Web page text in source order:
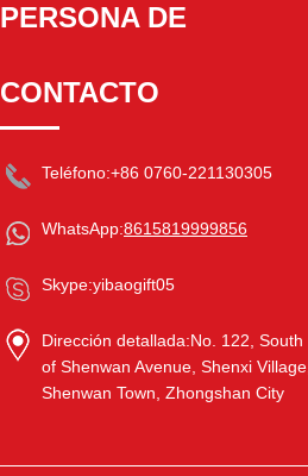
PERSONA DE
CONTACTO
Teléfono:+86 0760-221130305
WhatsApp:8615819999856
Skype:yibaogift05
Dirección detallada:No. 122, South
of Shenwan Avenue, Shenxi Village,
Shenwan Town, Zhongshan City